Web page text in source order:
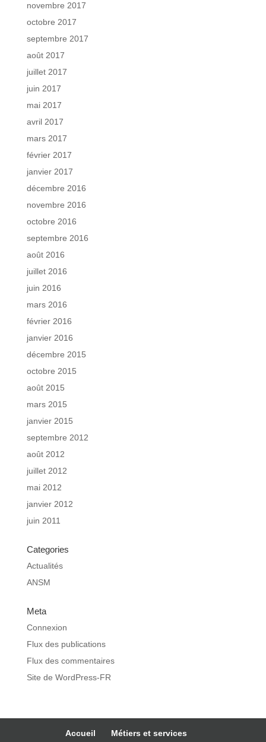
novembre 2017
octobre 2017
septembre 2017
août 2017
juillet 2017
juin 2017
mai 2017
avril 2017
mars 2017
février 2017
janvier 2017
décembre 2016
novembre 2016
octobre 2016
septembre 2016
août 2016
juillet 2016
juin 2016
mars 2016
février 2016
janvier 2016
décembre 2015
octobre 2015
août 2015
mars 2015
janvier 2015
septembre 2012
août 2012
juillet 2012
mai 2012
janvier 2012
juin 2011
Categories
Actualités
ANSM
Meta
Connexion
Flux des publications
Flux des commentaires
Site de WordPress-FR
Accueil
Métiers et services